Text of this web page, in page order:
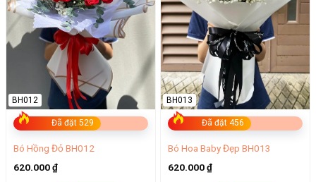
Đã đặt 529
BH012
Bó Hồng Đỏ BH012
620.000₫
Đã đặt 456
BH013
Bó Hoa Baby Đẹp BH013
620.000₫